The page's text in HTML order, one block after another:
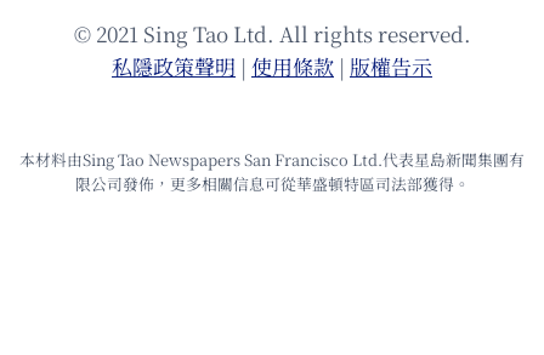
© 2021 Sing Tao Ltd. All rights reserved.
私隱政策聲明 | 使⽤條款 | 版權告⽰
本材料由Sing Tao Newspapers San Francisco Ltd.代表星島新聞集團有
限公司發佈，更多相關信息可從華盛頓特區司法部獲得。